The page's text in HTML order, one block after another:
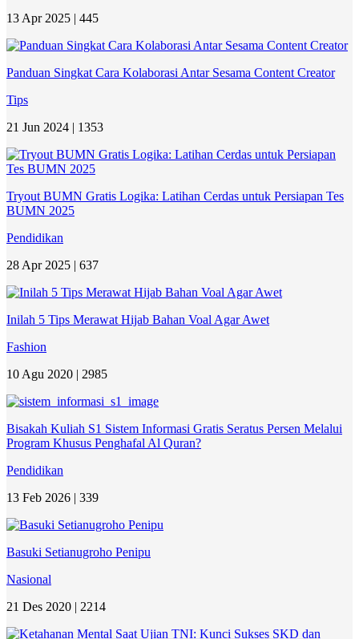
13 Apr 2025 | 445
Panduan Singkat Cara Kolaborasi Antar Sesama Content Creator
Tips
21 Jun 2024 | 1353
Tryout BUMN Gratis Logika: Latihan Cerdas untuk Persiapan Tes
BUMN 2025
Pendidikan
28 Apr 2025 | 637
Inilah 5 Tips Merawat Hijab Bahan Voal Agar Awet
Fashion
10 Agu 2020 | 2985
Bisakah Kuliah S1 Sistem Informasi Gratis Seratus Persen Melalui
Program Khusus Penghafal Al Quran?
Pendidikan
13 Feb 2026 | 339
Basuki Setianugroho Penipu
Nasional
21 Des 2020 | 2214